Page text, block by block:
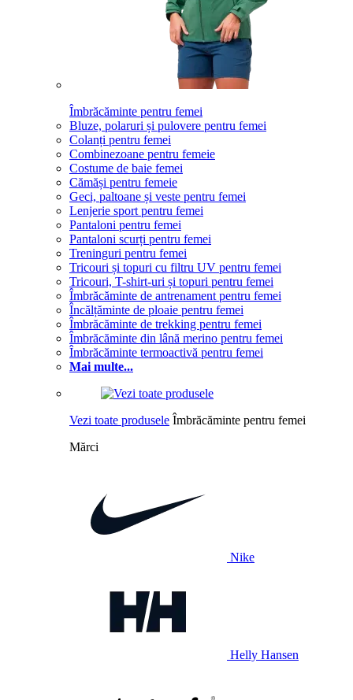
Îmbrăcăminte pentru femei
Bluze, polaruri și pulovere pentru femei
Colanți pentru femei
Combinezoane pentru femeie
Costume de baie femei
Cămăși pentru femeie
Geci, paltoane și veste pentru femei
Lenjerie sport pentru femei
Pantaloni pentru femei
Pantaloni scurți pentru femei
Treninguri pentru femei
Tricouri și topuri cu filtru UV pentru femei
Tricouri, T-shirt-uri și topuri pentru femei
Îmbrăcăminte de antrenament pentru femei
Încălțăminte de ploaie pentru femei
Îmbrăcăminte de trekking pentru femei
Îmbrăcăminte din lână merino pentru femei
Îmbrăcăminte termoactivă pentru femei
Mai multe...
Vezi toate produsele Îmbrăcăminte pentru femei
Mărci
Nike
Helly Hansen